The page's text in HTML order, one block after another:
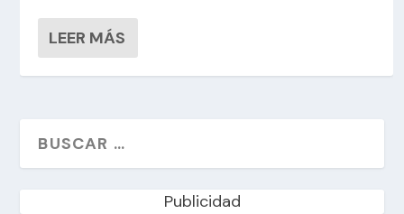
LEER MÁS
Publicidad